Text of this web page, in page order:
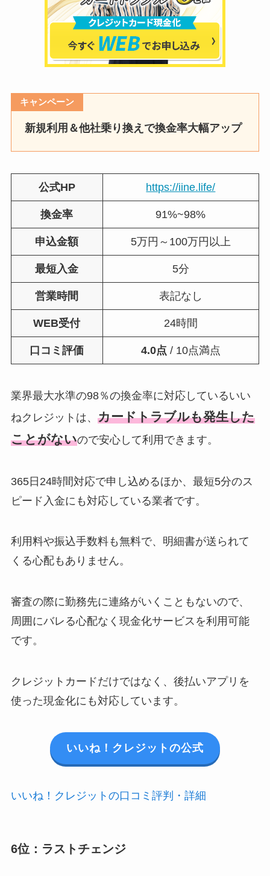
キャンペーン
新規利用＆他社乗り換えで換金率大幅アップ
公式HP https://iine.life/
換金率 91%~98%
申込金額 5万円～100万円以上
最短入金 5分
営業時間 表記なし
WEB受付 24時間
口コミ評価 4.0点 / 10点満点
業界最大水準の98％の換金率に対応しているいい
ねクレジットは、 カードトラブルも発生した
ことがないので安心して利用できます。
365日24時間対応で申し込めるほか、最短5分のス
ピード入金にも対応している業者です。
利用料や振込手数料も無料で、明細書が送られて
くる心配もありません。
審査の際に勤務先に連絡がいくこともないので、
周囲にバレる心配なく現金化サービスを利用可能
です。
クレジットカードだけではなく、後払いアプリを
使った現金化にも対応しています。
いいね！クレジットの公式
いいね！クレジットの口コミ評判・詳細
6位：ラストチェンジ